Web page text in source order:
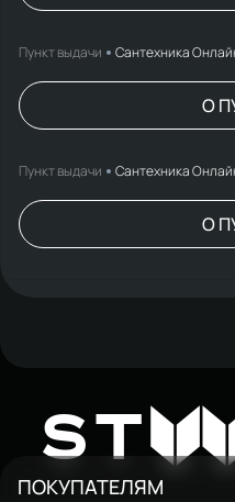
Пункт выдачи Сантехника
О
Пункт выдачи Сантехника
О
ST
ПОКУПАТЕЛЯМ